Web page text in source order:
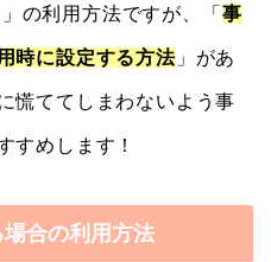
の利用方法ですが、「 事
時に設定する方法」があ
慌ててしまわないよう事
すめします！
合の利用方法